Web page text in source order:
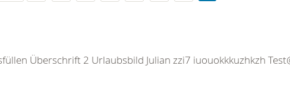
Überschrift 2 Urlaubsbild Julian zzi7 iuouokkkuzhkzh